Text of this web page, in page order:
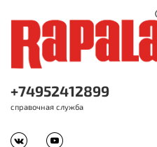
+74952412899
справочная служба